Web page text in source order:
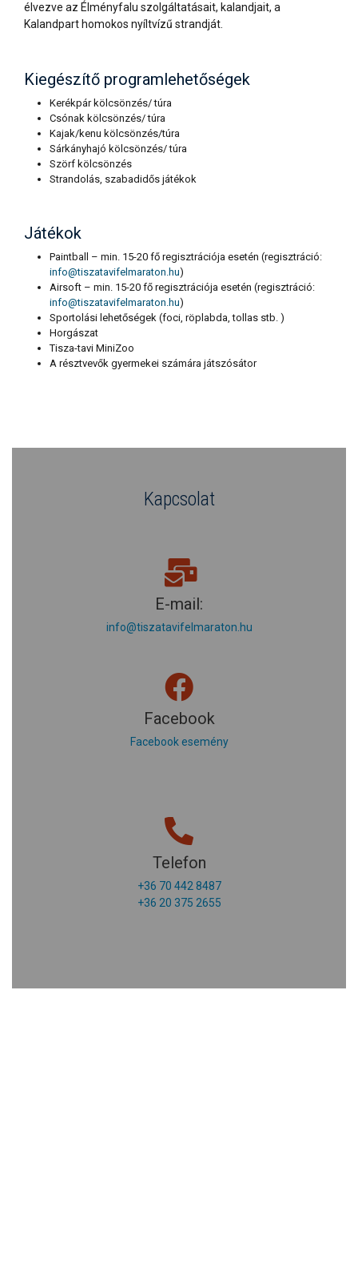
élvezve az Élményfalu szolgáltatásait, kalandjait, a
Kalandpart homokos nyíltvízű strandját.
Kiegészítő programlehetőségek
Kerékpár kölcsönzés/ túra
Csónak kölcsönzés/ túra
Kajak/kenu kölcsönzés/túra
Sárkányhajó kölcsönzés/ túra
Szörf kölcsönzés
Strandolás, szabadidős játékok
Játékok
Paintball – min. 15-20 fő regisztrációja esetén (regisztráció:
info@tiszatavifelmaraton.hu)
Airsoft – min. 15-20 fő regisztrációja esetén (regisztráció:
info@tiszatavifelmaraton.hu)
Sportolási lehetőségek (foci, röplabda, tollas stb. )
Horgászat
Tisza-tavi MiniZoo
A résztvevők gyermekei számára játszósátor
Kapcsolat
E-mail:
info@tiszatavifelmaraton.hu
Facebook
Facebook esemény
Telefon
+36 70 442 8487
+36 20 375 2655